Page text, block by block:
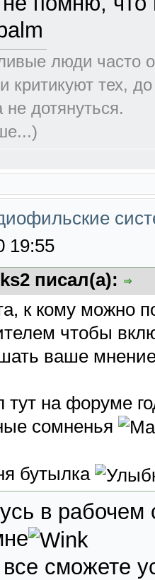
люди часто
критикуют тех,
не дотянуться.
19:55
писал(а):
к кому можно
чтобы
ваше
тут на форуме
сомненья
бутылка
в рабочем
сможете